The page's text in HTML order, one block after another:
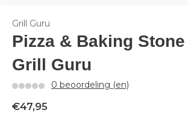
Grill Guru
Pizza & Baking
Grill Guru
0 beoordeling (en)
€47,95